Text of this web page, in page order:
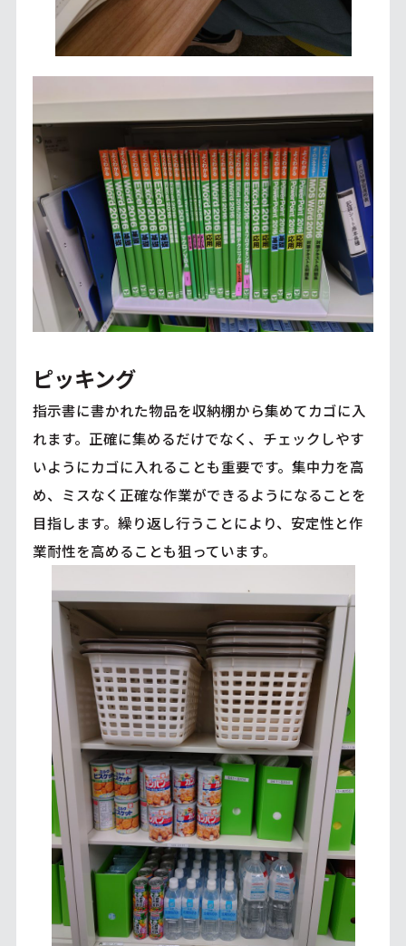
ピッキング
指示書に書かれた物品を収納棚から集めてカゴに入
れます。正確に集めるだけでなく、チェックしやす
いようにカゴに入れることも重要です。集中力を高
め、ミスなく正確な作業ができるようになることを
目指します。繰り返し行うことにより、安定性と作
業耐性を高めることも狙っています。